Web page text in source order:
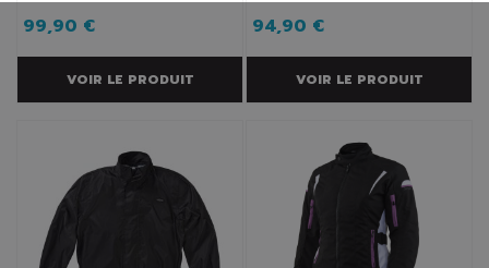
99,90 €
VOIR LE PRODUIT
94,90 €
VOIR LE PRODUIT